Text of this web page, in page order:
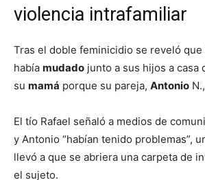
violencia intrafamiliar
Tras el doble feminicidio se reveló que
había mudado junto a sus hijos a casa
su mamá porque su pareja, Antonio
El tío Rafael señaló a medios de
y Antonio “habían tenido problemas”,
llevó a que se abriera una carpeta de
el sujeto.